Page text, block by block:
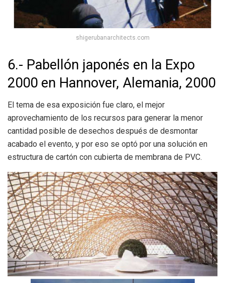
shigerubanarchitects.com
6.- Pabellón japonés en la Expo
2000 en Hannover, Alemania, 2000
El tema de esa exposición fue claro, el mejor
aprovechamiento de los recursos para generar la menor
cantidad posible de desechos después de desmontar
acabado el evento, y por eso se optó por una solución en
estructura de cartón con cubierta de membrana de PVC.